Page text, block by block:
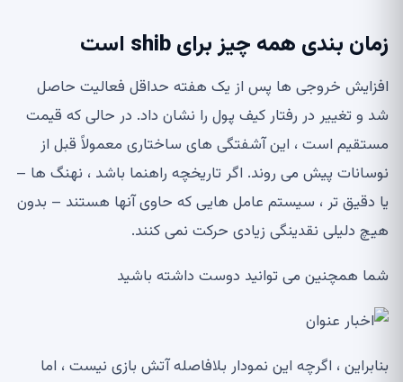
زمان بندی همه چیز برای shib است
افزایش خروجی ها پس از یک هفته حداقل فعالیت حاصل
شد و تغییر در رفتار کیف پول را نشان داد. در حالی که قیمت
مستقیم است ، این آشفتگی های ساختاری معمولاً قبل از
نوسانات پیش می روند. اگر تاریخچه راهنما باشد ، نهنگ ها –
یا دقیق تر ، سیستم عامل هایی که حاوی آنها هستند – بدون
هیچ دلیلی نقدینگی زیادی حرکت نمی کنند.
شما همچنین می توانید دوست داشته باشید
بنابراین ، اگرچه این نمودار بلافاصله آتش بازی نیست ، اما